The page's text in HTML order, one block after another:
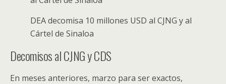
DEA decomisa 10 millones USD al CJNG y al
Cártel de Sinaloa
Decomisos al CJNG y CDS
En meses anteriores, marzo para ser exactos,